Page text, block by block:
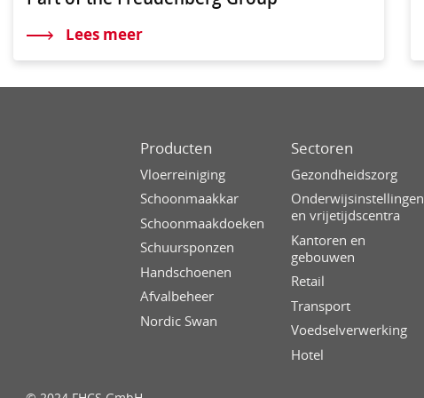
Lees meer
Producten
Vloerreiniging
Schoonmaakkar
Schoonmaakdoeken
Schuursponzen
Handschoenen
Afvalbeheer
Nordic Swan
Sectoren
Gezondheidszorg
Onderwijsinstellingen
en vrijetijdscentra
Kantoren en
gebouwen
Retail
Transport
Voedselverwerking
Hotel